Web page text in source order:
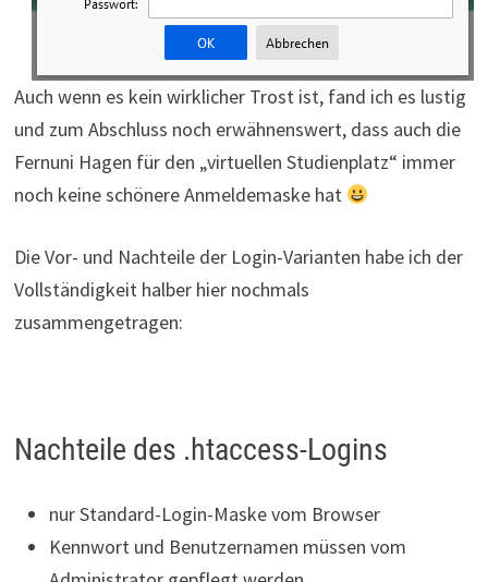
Auch wenn es kein wirklicher Trost ist, fand ich es lustig
und zum Abschluss noch erwähnenswert, dass auch die
Fernuni Hagen für den „virtuellen Studienplatz“ immer
noch keine schönere Anmeldemaske hat
Die Vor- und Nachteile der Login-Varianten habe ich der
Vollständigkeit halber hier nochmals
zusammengetragen:
Nachteile des .htaccess-Logins
nur Standard-Login-Maske vom Browser
Kennwort und Benutzernamen müssen vom